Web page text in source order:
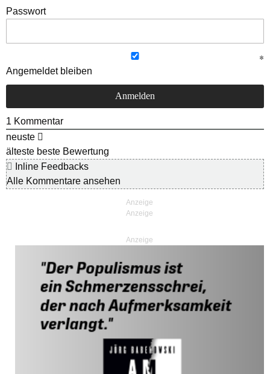
Passwort
Angemeldet bleiben
1 Kommentar
neuste
älteste beste Bewertung
Inline Feedbacks
Alle Kommentare ansehen
Anzeige